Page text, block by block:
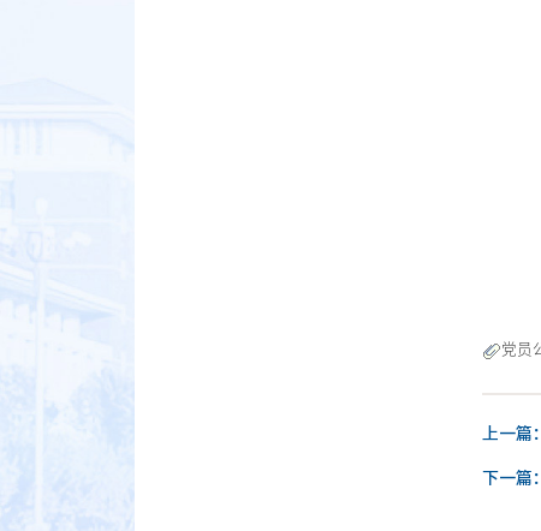
中
党员
上一篇：
下一篇：